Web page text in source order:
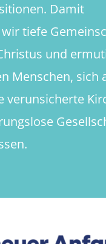
Damit
tiefe
und
Menschen, sich
verunsicherte